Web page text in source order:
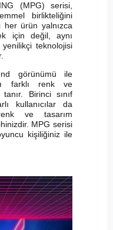
(MPG) serisi,
birlikteliğini
ürün yalnızca
için değil, aynı
teknolojisi
görünümü ile
farklı renk ve
Birinci sınıf
kullanıcılar da
ve tasarım
MPG serisi
kişiliğiniz ile